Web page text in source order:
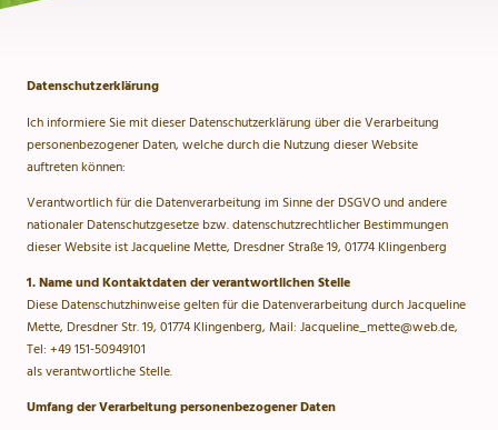
Datenschutzerklärung
Ich informiere Sie mit dieser Datenschutzerklärung über die Verarbeitung
personenbezogener Daten, welche durch die Nutzung dieser Website
auftreten können:
Verantwortlich für die Datenverarbeitung im Sinne der DSGVO und andere
nationaler Datenschutzgesetze bzw. datenschutzrechtlicher Bestimmungen
dieser Website ist Jacqueline Mette, Dresdner Straße 19, 01774 Klingenberg
1. Name und Kontaktdaten der verantwortlichen Stelle
Diese Datenschutzhinweise gelten für die Datenverarbeitung durch Jacqueline
Mette, Dresdner Str. 19, 01774 Klingenberg, Mail: Jacqueline_mette@web.de,
Tel: +49 151-50949101
als verantwortliche Stelle.
Umfang der Verarbeitung personenbezogener Daten